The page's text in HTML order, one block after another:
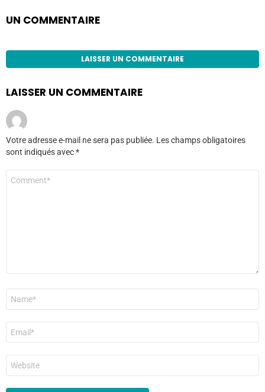
UN COMMENTAIRE
LAISSER UN COMMENTAIRE
LAISSER UN COMMENTAIRE
Votre adresse e-mail ne sera pas publiée. Les champs obligatoires
sont indiqués avec*
mail
*
Site
web